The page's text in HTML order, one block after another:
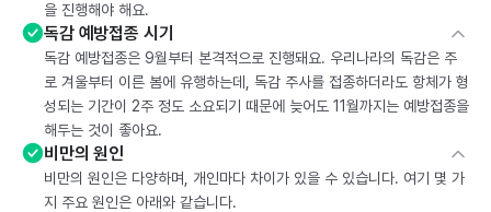
을 진행해야 해요.
독감 예방접종 시기
독감 예방접종은 9월부터 본격적으로 진행돼요. 우리나라의 독감은 주
로 겨울부터 이른 봄에 유행하는데, 독감 주사를 접종하더라도 항체가 형
성되는 기간이 2주 정도 소요되기 때문에 늦어도 11월까지는 예방접종을
해두는 것이 좋아요.
비만의 원인
비만의 원인은 다양하며, 개인마다 차이가 있을 수 있습니다. 여기 몇 가
지 주요 원인은 아래와 같습니다.